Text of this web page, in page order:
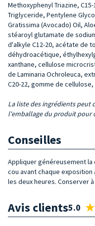
Methoxyphenyl Triazine,
Triglyceride, Pentylene
Gratissima (Avocado) Oil,
stéaroyl glutamate de
d'alkyle C12-20, acétate de
déhydroacétique,
xanthane, cellulose
de Laminaria Ochroleuca,
C20-22, gomme de
La liste des ingrédients peut
l'emballage du produit pour
Conseilles
Appliquer généreusement
cou avant chaque
les deux heures. Conserver
Avis clients5.0